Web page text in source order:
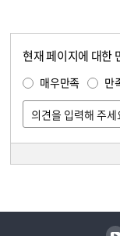
현재 페이지에 대한
매우만족 만
유튜브